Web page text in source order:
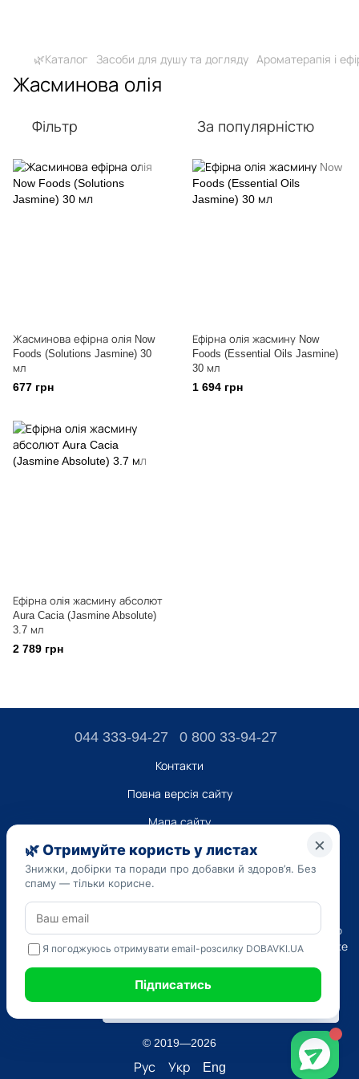
🌿Каталог Засоби для душу та догляду Ароматерапія і
Жасминова олія
Фільтр За популярністю
Жасминова ефірна олія Now
Foods (Solutions Jasmine) 30
мл
677 грн
Ефірна олія жасмину Now
Foods (Essential Oils Jasmine)
30 мл
1 694 грн
Ефірна олія жасмину абсолют
Aura Cacia (Jasmine Absolute)
3.7 мл
2 789 грн
044 333-94-27 0 800 33-94-27
Контакти
Повна версія сайту
Мапа сайту
ТОВ “ДО ЮА”,
Код ЄДРПОУ 45223262
Дата реєстрації 14.09.2023
Наведена на сайті dobavki.ua інформація носить виключно
Ознайомчий характер. Не використовуйте нашу інформацію
для діагностики та лікування. Тільки ваш Лікуючий лікар може
САМОЛІКУВАННЯ МОЖЕ БУТИ ШКІДЛИВИМ ДЛЯ ВАШОГО
© 2019—2026
Рус Укр Eng